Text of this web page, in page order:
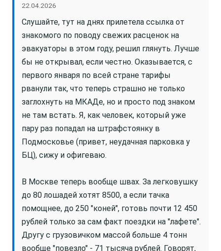
22.04.2026
Слушайте, тут на днях прилетела ссылка от
знакомого по поводу свежих расценок на
эвакуаторы в этом году, решил глянуть. Лучше
бы не открывал, если честно. Оказывается, с
первого января по всей стране тарифы
рванули так, что теперь страшно не только
заглохнуть на МКАДе, но и просто под знаком
не там встать. Я, как человек, который уже
пару раз попадал на штрафстоянку в
Подмосковье (привет, неудачная парковка у
БЦ), сижу и офигеваю.
В Москве теперь вообще швах. За легковушку
до 80 лошадей хотят 8500, а если тачка
помощнее, до 250 "коней", готовь почти 12 450
рублей только за сам факт поездки на "лафете".
Другу с грузовичком массой больше 4 тонн
вообще "повезло" - 71 тысяча рублей. Говорят,